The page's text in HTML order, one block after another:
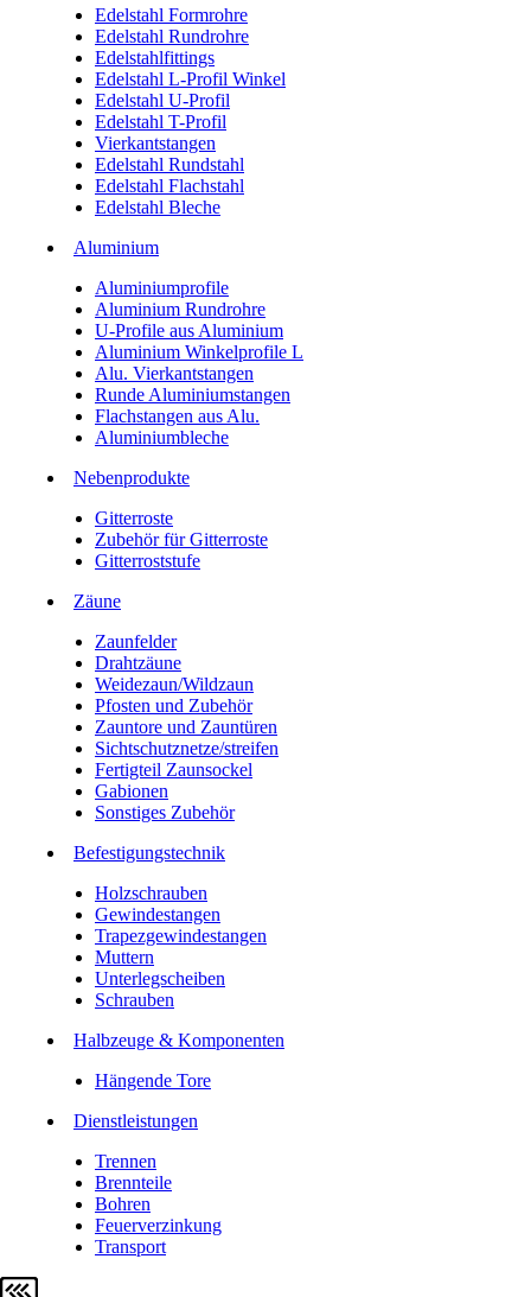
Edelstahl Formrohre
Edelstahl Rundrohre
Edelstahlfittings
Edelstahl L-Profil Winkel
Edelstahl U-Profil
Edelstahl T-Profil
Vierkantstangen
Edelstahl Rundstahl
Edelstahl Flachstahl
Edelstahl Bleche
Aluminium
Aluminiumprofile
Aluminium Rundrohre
U-Profile aus Aluminium
Aluminium Winkelprofile L
Alu. Vierkantstangen
Runde Aluminiumstangen
Flachstangen aus Alu.
Aluminiumbleche
Nebenprodukte
Gitterroste
Zubehör für Gitterroste
Gitterroststufe
Zäune
Zaunfelder
Drahtzäune
Weidezaun/Wildzaun
Pfosten und Zubehör
Zauntore und Zauntüren
Sichtschutznetze/streifen
Fertigteil Zaunsockel
Gabionen
Sonstiges Zubehör
Befesti­gungstechnik
Holzschrauben
Gewindestangen
Trapezgewindestangen
Muttern
Unterlegscheiben
Schrauben
Halbzeuge & Komponenten
Hängende Tore
Dienstleistungen
Trennen
Brennteile
Bohren
Feuerverzinkung
Transport